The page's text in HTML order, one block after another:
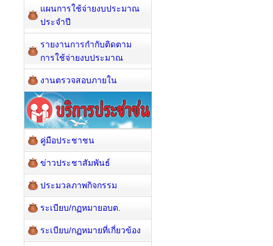
แผนการใช้จ่ายงบประมาณ
ประจำปี
รายงานการกำกับติดตาม
การใช้จ่ายงบประมาณ
งานตรวจสอบภายใน
คู่มือประชาชน
ข่าวประชาสัมพันธ์
ประมวลภาพกิจกรรม
ระเบียบ/กฏหมายอบต.
ระเบียบ/กฏหมายที่เกี่ยวข้อง